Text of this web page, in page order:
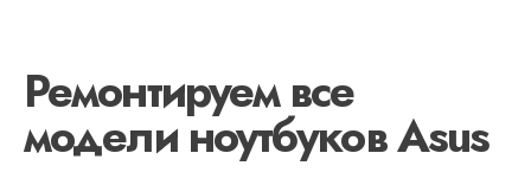
Ремонтируем все
модели ноутбуков Asus